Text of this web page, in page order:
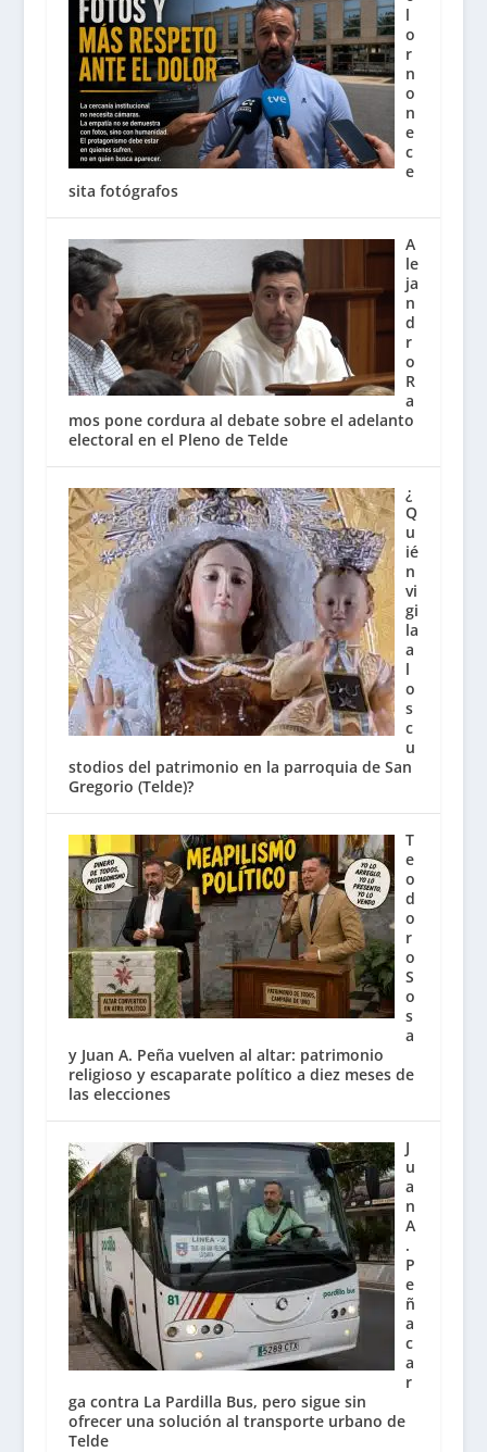
l
o
r
n
o
n
e
c
e
sita fotógrafos
A
le
ja
n
d
r
o
R
a
mos pone cordura al debate sobre el adelanto
electoral en el Pleno de Telde
¿
Q
u
ié
n
vi
gi
la
a
l
o
s
c
u
stodios del patrimonio en la parroquia de San
Gregorio (Telde)?
T
e
o
d
o
r
o
S
o
s
a
y Juan A. Peña vuelven al altar: patrimonio
religioso y escaparate político a diez meses de
las elecciones
J
u
a
n
A
.
P
e
ñ
a
c
a
r
ga contra La Pardilla Bus, pero sigue sin
ofrecer una solución al transporte urbano de
Telde